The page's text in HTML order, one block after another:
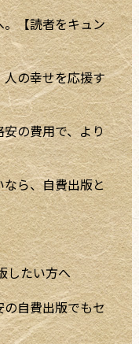
【読者をキュン
の幸せを応援す
の費用で、より
ら、自費出版と
したい方へ
自費出版でもセ